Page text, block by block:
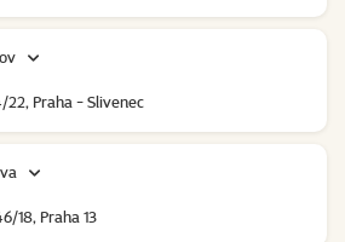
22, Praha - Slivenec
18, Praha 13